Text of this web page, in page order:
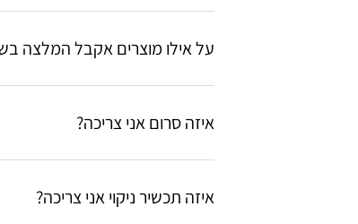
על אילו מוצרים אקבל המלצה
איזה סרום אני צריכה?
איזה תכשיר ניקוי אני צריכה?